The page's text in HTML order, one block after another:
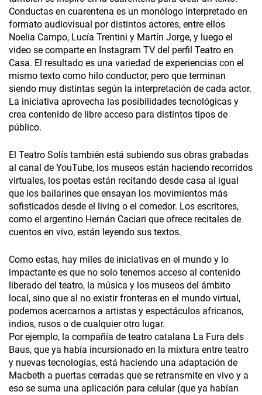
Conductas en cuarentena es un monólogo interpretado en
formato audiovisual por distintos actores, entre ellos
Noelia Campo, Lucía Trentini y Martín Jorge, y luego el
video se comparte en Instagram TV del perfil Teatro en
Casa. El resultado es una variedad de experiencias con el
mismo texto como hilo conductor, pero que terminan
siendo muy distintas según la interpretación de cada actor.
La iniciativa aprovecha las posibilidades tecnológicas y
crea contenido de libre acceso para distintos tipos de
público.
El Teatro Solís también está subiendo sus obras grabadas
al canal de YouTube, los museos están haciendo recorridos
virtuales, los poetas están recitando desde casa al igual
que los bailarines que ensayan los movimientos más
sofisticados desde el living o el comedor. Los escritores,
como el argentino Hernán Caciari que ofrece recitales de
cuentos en vivo, están leyendo sus textos.
Como estas, hay miles de iniciativas en el mundo y lo
impactante es que no solo tenemos acceso al contenido
liberado del teatro, la música y los museos del ámbito
local, sino que al no existir fronteras en el mundo virtual,
podemos acercarnos a artistas y espectáculos africanos,
indios, rusos o de cualquier otro lugar.
Por ejemplo, la compañía de teatro catalana La Fura dels
Baus, que ya había incursionado en la mixtura entre teatro
y nuevas tecnologías, está haciendo una adaptación de
Macbeth a puertas cerradas que se retransmite en vivo y a
eso se suma una aplicación para celular (que ya habían